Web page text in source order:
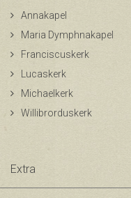
Annakapel
Maria Dymphnakapel
Franciscuskerk
Lucaskerk
Michaelkerk
Willibrorduskerk
Extra